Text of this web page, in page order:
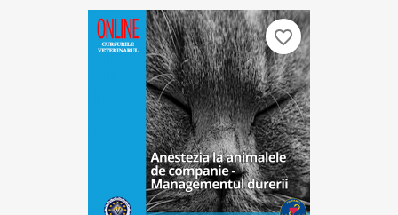
favorite_border